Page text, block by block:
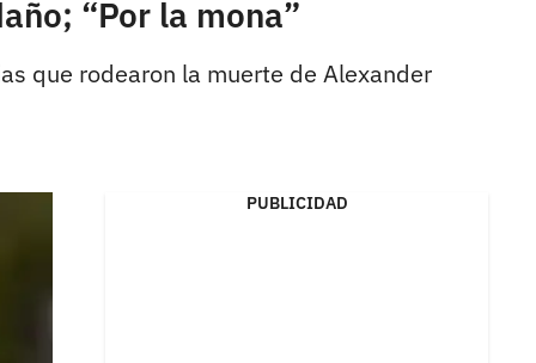
“Por la mona”
que rodearon la muerte de Alexander
PUBLICIDAD